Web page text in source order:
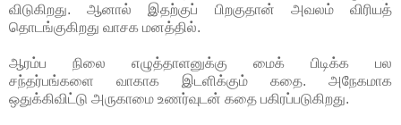
விடுகிறது. ஆனால் இதற்குப் பிறகுதான் அவலம் விரியத்
தொடங்குகிறது வாசக மனத்தில்.
ஆரம்ப நிலை எழுத்தாளனுக்கு மைக் பிடிக்க பல
சந்தர்பங்களை வாகாக இடளிக்கும் கதை. அநேகமாக
ஒதுக்கிவிட்டு அருகாமை உணர்வுடன் கதை பகிரப்படுகிறது.